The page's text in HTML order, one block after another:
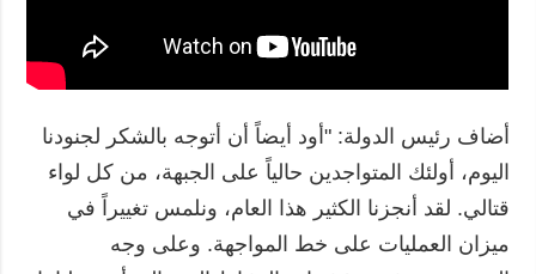
أضاف رئيس الدولة: "أود أيضاً أن أتوجه بالشكر لجنودنا
اليوم، أولئك المتواجدين حالياً على الجبهة، من كل لواء
قتالي. لقد أنجزنا الكثير هذا العام، ونلمس تغييراً في
ميزان العمليات على خط المواجهة. وعلى وجه